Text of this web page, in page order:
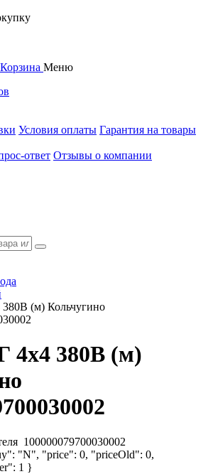
Корзина Меню
Условия оплаты Гарантия на товары
ответ Отзывы о компании
(м) Кольчугино
4х4 380В (м)
100000079700030002
"N", "price": 0, "priceOld": 0,
1 }